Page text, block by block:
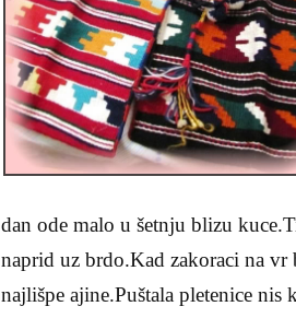
dan ode malo u šetnju blizu
naprid uz brdo.Kad zakoraci na vr
najlišpe ajine.Puštala pletenice